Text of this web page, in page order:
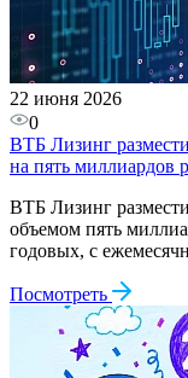
22 июня 2026
0
ВТБ Лизинг
на пять миллиардов
ВТБ Лизинг
объемом пять
годовых, с
Посмотреть